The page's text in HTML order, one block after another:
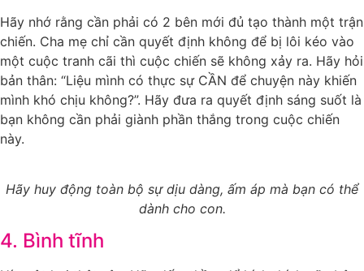
Hãy nhớ rằng cần phải có 2 bên mới đủ tạo thành một trận
chiến. Cha mẹ chỉ cần quyết định không để bị lôi kéo vào
một cuộc tranh cãi thì cuộc chiến sẽ không xảy ra. Hãy hỏi
bản thân: “Liệu mình có thực sự CẦN để chuyện này khiến
mình khó chịu không?”. Hãy đưa ra quyết định sáng suốt là
bạn không cần phải giành phần thắng trong cuộc chiến
này.
Hãy huy động toàn bộ sự dịu dàng, ấm áp mà bạn có thể
dành cho con.
4. Bình tĩnh